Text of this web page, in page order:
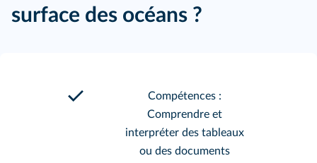
surface des océans ?
Compétences :
Comprendre et
interpréter des tableaux
ou des documents